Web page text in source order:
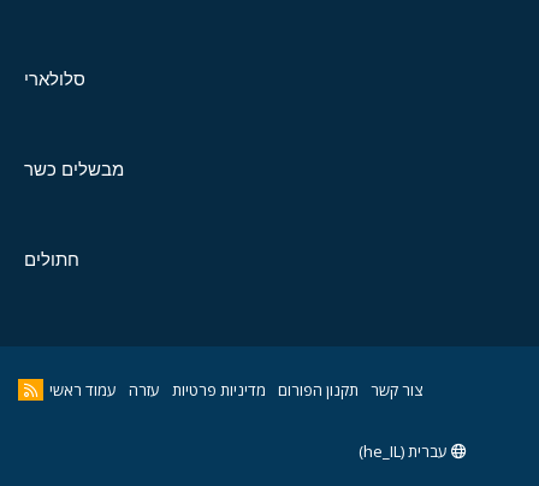
סלולארי
מבשלים כשר
חתולים
צור קשר תקנון הפורום מדיניות פרטיות עזרה עמוד ראשי
עברית (he_IL)